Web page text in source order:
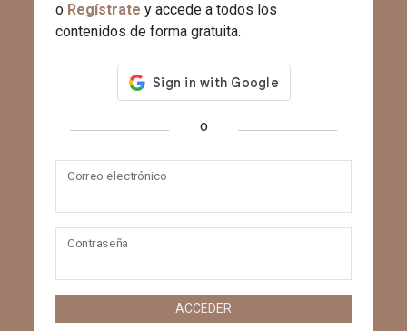
o Regístrate y accede a todos los
contenidos de forma gratuita.
o
Correo electrónico
Contraseña
ACCEDER